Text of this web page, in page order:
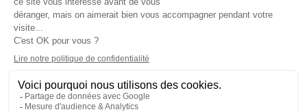
Contactez-nous-Mentions légales-CGV-Politique de
confidentialité-Gestion des cookies